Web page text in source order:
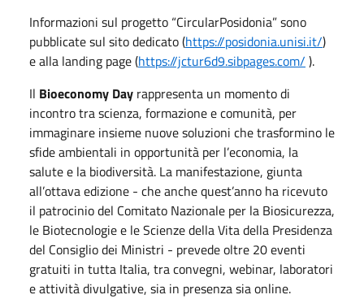
Informazioni sul progetto “CircularPosidonia” sono
pubblicate sul sito dedicato (https://posidonia.unisi.it/)
e alla landing page (https://jctur6d9.sibpages.com/ ).
Il Bioeconomy Day rappresenta un momento di
incontro tra scienza, formazione e comunità, per
immaginare insieme nuove soluzioni che trasformino le
sfide ambientali in opportunità per l’economia, la
salute e la biodiversità. La manifestazione, giunta
all’ottava edizione - che anche quest’anno ha ricevuto
il patrocinio del Comitato Nazionale per la Biosicurezza,
le Biotecnologie e le Scienze della Vita della Presidenza
del Consiglio dei Ministri - prevede oltre 20 eventi
gratuiti in tutta Italia, tra convegni, webinar, laboratori
e attività divulgative, sia in presenza sia online.